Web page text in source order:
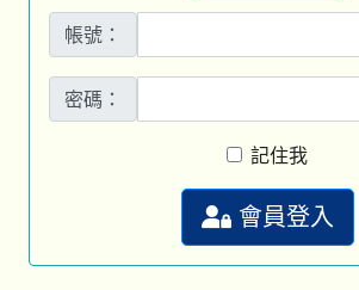
帳號：
密碼：
記住我
會員登入